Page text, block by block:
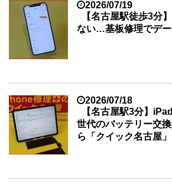
2026/07/19
【名古屋駅徒歩3分
ない…基板修理でデー
2026/07/18
【名古屋駅3分】
世代のバッテリー交
ら「クイック名古屋」